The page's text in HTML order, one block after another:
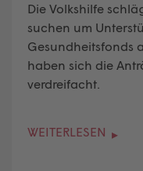
Die Volkshilfe
suchen um
Gesundheitsfonds
haben sich die
verdreifacht.
WEITERLESEN